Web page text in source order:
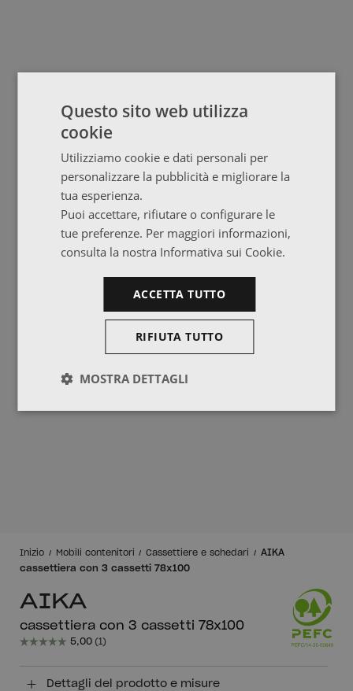
Inizio Mobili contenitori Cassettiere e schedari
AIKA
cassettiera con 3 cassetti 78x100
AIKA
cassettiera con 3 cassetti 78x100
Dettagli del prodotto e misure
Questo sito web utilizza
cookie
Utilizziamo cookie e dati personali per
personalizzare la pubblicità e migliorare la
tua esperienza.
Puoi accettare, rifiutare o configurare le
tue preferenze. Per maggiori informazioni,
consulta la nostra Informativa sui Cookie.
ACCETTA TUTTO
RIFIUTA TUTTO
MOSTRA DETTAGLI